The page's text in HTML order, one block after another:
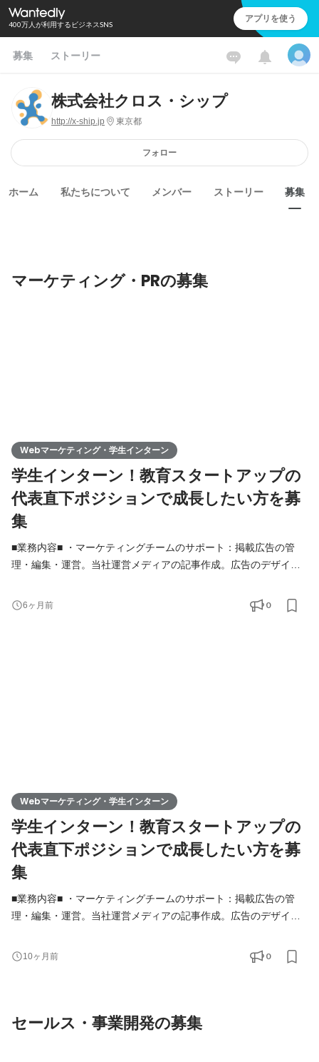
400万人が利用するビジネスSNS アプリを使う
募集 ストーリー
株式会社クロス・シップ
http://x-ship.jp 東京都
フォロー
ホーム 私たちについて メンバー ストーリー 募集
マーケティング・PRの募集
Webマーケティング・学生インターン
学生インターン！教育スタートアップの
代表直下ポジションで成長したい方を募
集
■業務内容■ ・マーケティングチームのサポート：掲載広告の管
理・編集・運営。当社運営メディアの記事作成。広告のデザイン
画・運営：教育系ワークショップなど ※どれか一つでもご興味が
6ヶ月前 0
Webマーケティング・学生インターン
学生インターン！教育スタートアップの
代表直下ポジションで成長したい方を募
集
■業務内容■ ・マーケティングチームのサポート：掲載広告の管
理・編集・運営。当社運営メディアの記事作成。広告のデザイン
画・運営：教育系ワークショップなど ※どれか一つでもご興味が
10ヶ月前 0
セールス・事業開発の募集